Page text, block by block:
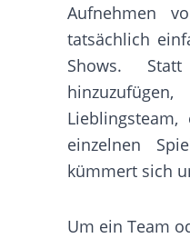
Aufnehmen
tatsächlich
Shows.
einzelnen
kümmert sich
Um ein Team